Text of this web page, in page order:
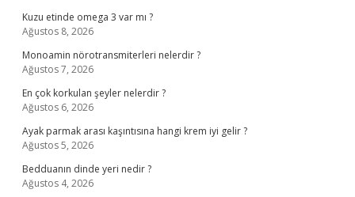
Kuzu etinde omega 3 var mı ?
Ağustos 8, 2026
Monoamin nörotransmiterleri nelerdir ?
Ağustos 7, 2026
En çok korkulan şeyler nelerdir ?
Ağustos 6, 2026
Ayak parmak arası kaşıntısına hangi krem iyi gelir ?
Ağustos 5, 2026
Bedduanın dinde yeri nedir ?
Ağustos 4, 2026